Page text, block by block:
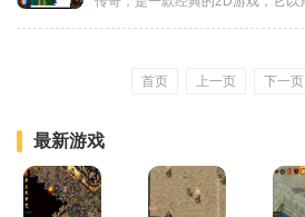
首页 上一页 下一页
最新游戏